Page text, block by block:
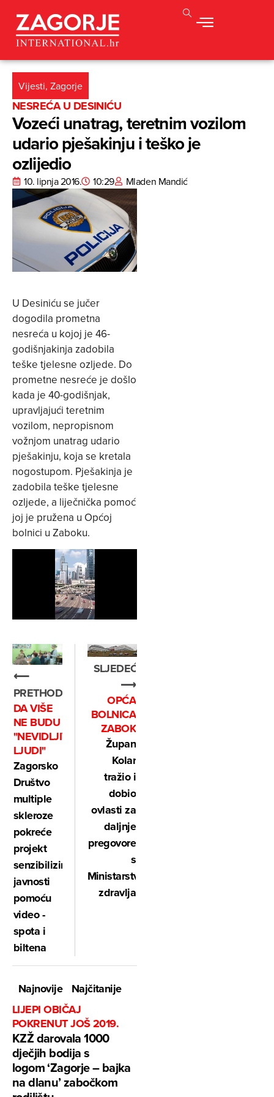
Vijesti, Zagorje
NESREĆA U DESINIĆU
Vozeći unatrag, teretnim vozilom
udario pješakinju i teško je
ozlijedio
10. lipnja 2016. 10:29 Mladen Mandić
U Desiniću se jučer
dogodila prometna
nesreća u kojoj je 46-
godišnjakinja zadobila
teške tjelesne ozljede. Do
prometne nesreće je došlo
kada je 40-godišnjak,
upravljajući teretnim
vozilom, nepropisnom
vožnjom unatrag udario
pješakinju, koja se kretala
nogostupom. Pješakinja je
zadobila teške tjelesne
ozljede, a liječnička pomoć
joj je pružena u Općoj
bolnici u Zaboku.
⟵
PRETHODNO
DA VIŠE
NE BUDU
"NEVIDLJIVI
LJUDI"
Zagorsko
Društvo
multiple
skleroze
pokreće
projekt
senzibiliziranja
javnosti
pomoću
video -
spota i
biltena
SLJEDEĆE
⟶
OPĆA
BOLNICA
ZABOK
Župan
Kolar
tražio i
dobio
ovlasti za
daljnje
pregovore
s
Ministarstvom
zdravlja
Najnovije
Najčitanije
LIJEPI OBIČAJ
POKRENUT JOŠ 2019.
KZŽ darovala 1000
dječjih bodija s
logom ‘Zagorje – bajka
na dlanu’ zabočkom